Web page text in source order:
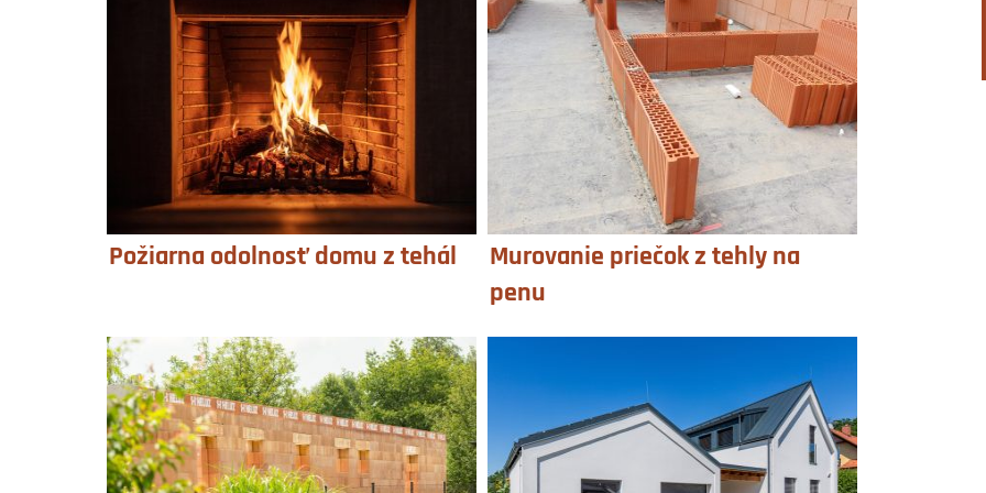
Požiarna odolnosť domu z tehál
Murovanie priečok z tehly na
penu